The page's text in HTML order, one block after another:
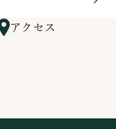
アクセス